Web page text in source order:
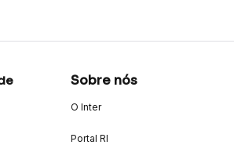
Sobre nós
O Inter
Portal RI